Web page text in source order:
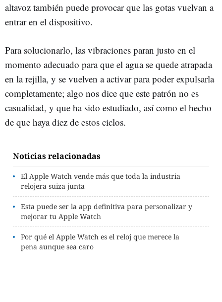
altavoz también puede provocar que las gotas vuelvan a
entrar en el dispositivo.
Para solucionarlo, las vibraciones paran justo en el
momento adecuado para que el agua se quede atrapada
en la rejilla, y se vuelven a activar para poder expulsarla
completamente; algo nos dice que este patrón no es
casualidad, y que ha sido estudiado, así como el hecho
de que haya diez de estos ciclos.
Noticias relacionadas
El Apple Watch vende más que toda la industria
relojera suiza junta
Esta puede ser la app definitiva para personalizar y
mejorar tu Apple Watch
Por qué el Apple Watch es el reloj que merece la
pena aunque sea caro